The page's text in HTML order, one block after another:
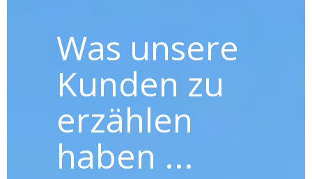
Was unsere
Kunden zu
erzählen
haben ...